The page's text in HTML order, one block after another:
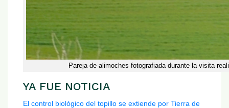
Pareja de alimoches fotografiada durante la visita
YA FUE NOTICIA
El control biológico del topillo se extiende por Tierra de